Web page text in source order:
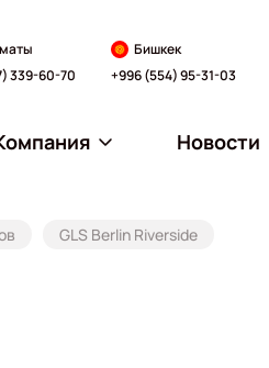
339-60-70
Бишкек
+996 (554) 95-31-03
Новости
GLS Berlin Riverside